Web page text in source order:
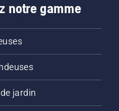
notre gamme
jardin